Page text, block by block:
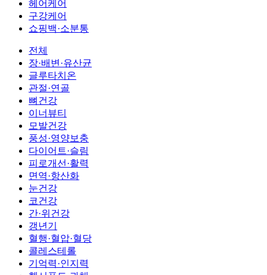
헤어케어
구강케어
쇼핑백·소분통
전체
장·배변·유산균
글루타치온
관절·연골
뼈건강
이너뷰티
모발건강
풍성·영양보충
다이어트·슬림
피로개선·활력
면역·항산화
눈건강
코건강
간·위건강
갱년기
혈행·혈압·혈당
콜레스테롤
기억력·인지력